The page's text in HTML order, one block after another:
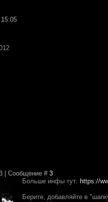
| Сообщение # 3
Больше инфы тут: https://
Берите, добавляйте в